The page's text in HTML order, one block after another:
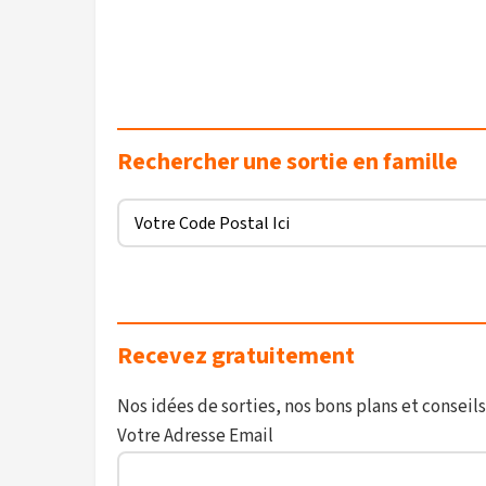
Rechercher une sortie en famille
Recevez gratuitement
Nos idées de sorties, nos bons plans et
Votre Adresse Email